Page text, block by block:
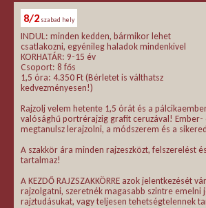
8/2szabad hely
INDUL: minden kedden, bármikor lehet
csatlakozni, egyénileg haladok mindenkivel
KORHATÁR: 9-15 év
Csoport: 8 fős
1,5 óra: 4.350 Ft (Bérletet is válthatsz
kedvezményesen!)
Rajzolj velem hetente 1,5 órát és a
valósághű portrérajzig grafit ceruzával!
megtanulsz lerajzolni, a módszerem és a
A szakkör ára minden rajzeszközt, felszerelést
tartalmaz!
A KEZDŐ RAJZSZAKKÖRRE azok jelentkezését
rajzolgatni, szeretnék magasabb szintre emelni
rajztudásukat, vagy teljesen tehetségtelennek